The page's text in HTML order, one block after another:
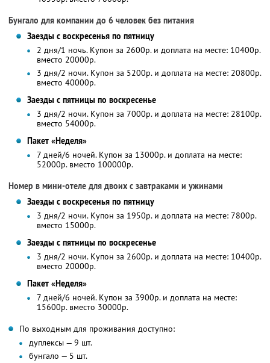
Бунгало для компании до 6 человек без питания
Заезды с воскресенья по пятницу
2 дня/1 ночь. Купон за 2600р. и доплата на месте: 10400р.
вместо 20000р.
3 дня/2 ночи. Купон за 5200р. и доплата на месте: 20800р.
вместо 40000р.
Заезды с пятницы по воскресенье
3 дня/2 ночи. Купон за 7000р. и доплата на месте: 28100р.
вместо 54000р.
Пакет «Неделя»
7 дней/6 ночей. Купон за 13000р. и доплата на месте:
52000р. вместо 100000р.
Номер в мини-отеле для двоих с завтраками и ужинами
Заезды с воскресенья по пятницу
3 дня/2 ночи. Купон за 1950р. и доплата на месте: 7800р.
вместо 15000р.
Заезды с пятницы по воскресенье
3 дня/2 ночи. Купон за 2600р. и доплата на месте: 10400р.
вместо 20000р.
Пакет «Неделя»
7 дней/6 ночей. Купон за 3900р. и доплата на месте:
15600р. вместо 30000р.
По выходным для проживания доступно:
дуплексы — 9 шт.
бунгало — 5 шт.